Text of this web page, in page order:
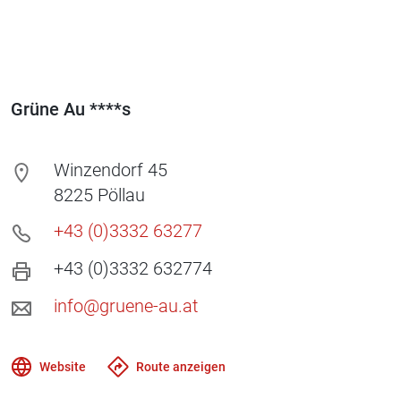
Grüne Au ****s
Winzendorf 45
8225 Pöllau
+43 (0)3332 63277
+43 (0)3332 632774
info@gruene-au.at
Website Route anzeigen